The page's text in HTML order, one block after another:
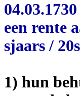
een rente
sjaars /
1) hun